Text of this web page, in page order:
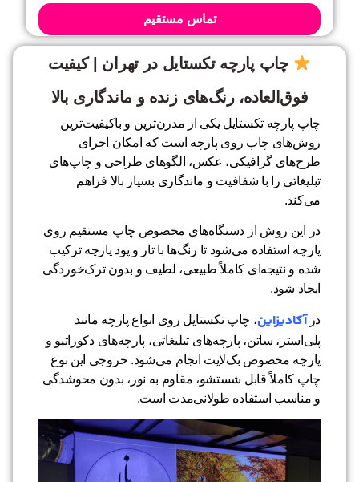
تماس مستقیم
چاپ پارچه تکستایل در تهران | کیفیت
فوق‌العاده، رنگ‌های زنده و ماندگاری بالا
چاپ پارچه تکستایل یکی از مدرن‌ترین و باکیفیت‌ترین
روش‌های چاپ روی پارچه است که امکان اجرای
طرح‌های گرافیکی، عکس، الگوهای طراحی و چاپ‌های
تبلیغاتی را با شفافیت و ماندگاری بسیار بالا فراهم
می‌کند.
در این روش از دستگاه‌های مخصوص چاپ مستقیم روی
پارچه استفاده می‌شود تا رنگ‌ها با تار و پود پارچه ترکیب
شده و نتیجه‌ای کاملاً طبیعی، لطیف و بدون ترک‌خوردگی
ایجاد شود.
در آکادیزاین، چاپ تکستایل روی انواع پارچه مانند
پلی‌استر، ساتن، پارچه‌های تبلیغاتی، پارچه‌های دکوراتیو و
پارچه مخصوص بک‌لایت انجام می‌شود. خروجی این نوع
چاپ کاملاً قابل شستشو، مقاوم به نور، بدون محوشدگی
و مناسب استفاده طولانی‌مدت است.